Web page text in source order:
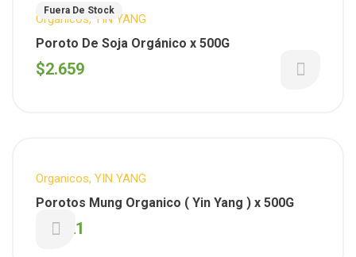
Fuera De Stock
Organicos, YIN YANG
Poroto De Soja Orgánico x 500G
$2.659
Organicos, YIN YANG
Porotos Mung Organico ( Yin Yang ) x 500G
2.621